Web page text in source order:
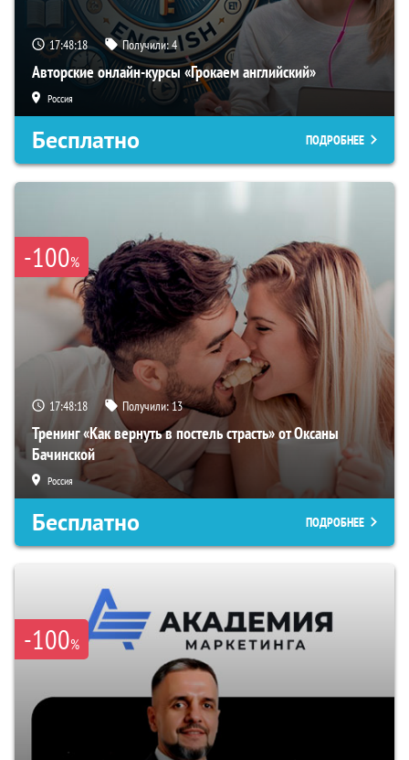
17:48:17 Получили:4
Авторские онлайн-курсы «Грокаем английский»
Россия
Бесплатно ПОДРОБНЕЕ
-100%
17:48:17 Получили:13
Тренинг «Как вернуть в постель страсть» от Оксаны
Бачинской
Россия
Бесплатно ПОДРОБНЕЕ
-100%